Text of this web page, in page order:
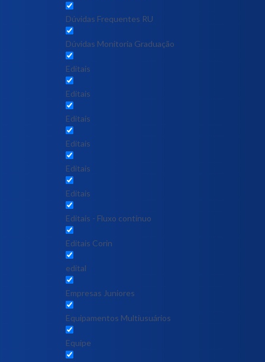
Dúvidas Frequentes RU
Dúvidas Monitoria Graduação
Editais
Editais
Editais
Editais
Editais
Editais
Editais - Fluxo contínuo
Editais Corin
edital
Empresas Juniores
Equipamentos Multiusuários
Equipe